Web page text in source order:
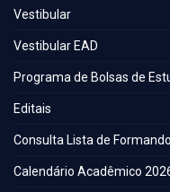
Vestibular
Vestibular EAD
Programa de Bolsas de
Editais
Consulta Lista de
Calendário Acadêmico